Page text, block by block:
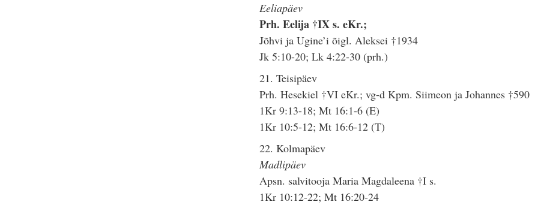
Eeliapäev
Prh. Eelija †IX s. eKr.;
Jõhvi ja Ugine’i õigl. Aleksei †1934
Jk 5:10-20; Lk 4:22-30 (prh.)
21. Teisipäev
Prh. Hesekiel †VI eKr.; vg-d Kpm. Siimeon ja Johannes †590
1Kr 9:13-18; Mt 16:1-6 (E)
1Kr 10:5-12; Mt 16:6-12 (T)
22. Kolmapäev
Madlipäev
Apsn. salvitooja Maria Magdaleena †I s.
1Kr 10:12-22; Mt 16:20-24